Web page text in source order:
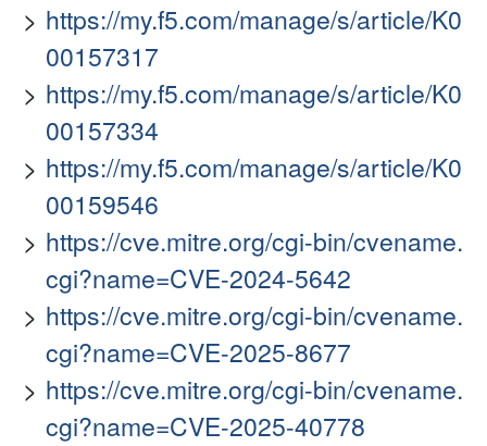
https://my.f5.com/manage/s/article/K0
00157317
https://my.f5.com/manage/s/article/K0
00157334
https://my.f5.com/manage/s/article/K0
00159546
https://cve.mitre.org/cgi-bin/cvename.
cgi?name=CVE-2024-5642
https://cve.mitre.org/cgi-bin/cvename.
cgi?name=CVE-2025-8677
https://cve.mitre.org/cgi-bin/cvename.
cgi?name=CVE-2025-40778